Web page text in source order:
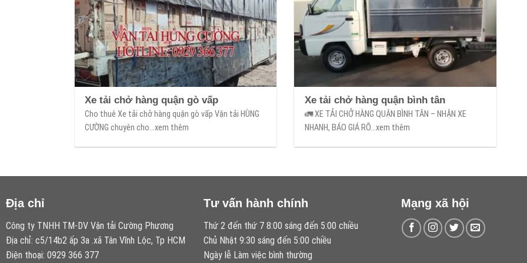
Xe tải chở hàng quận gò vấp
Cho thuê Xe tải chở hàng quận gò vấp Vận tải HÙNG
CƯỜNG chuyên cho...xem thêm
Xe tải chở hàng quận bình tân
🚛 XE TẢI CHỞ HÀNG QUẬN BÌNH TÂN – NHẬN XE
NHANH, BÁO GIÁ RÕ...xem thêm
Địa chỉ
Công ty TNHH TM-DV Vận tải Cường Phương
Địa chỉ: c5/14b2 ấp 3a .xã Tân Vĩnh Lộc, Tp HCM
Điện thoại: 0929 366 377
Tư vấn hành chính
Thứ 2 đến thứ 7 8:00 sáng đến 5:00 chiều
Chủ Nhật 9:30 sáng đến 5:00 chiều
Ngày lễ Làm việc bình thường
Mạng xã hội